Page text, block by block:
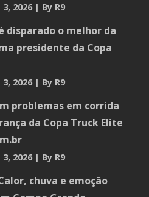
2026 By R9
disparado o melhor da
presidente da Copa
2026 By R9
problemas em corrida
da Copa Truck Elite
2026 By R9
chuva e emoção